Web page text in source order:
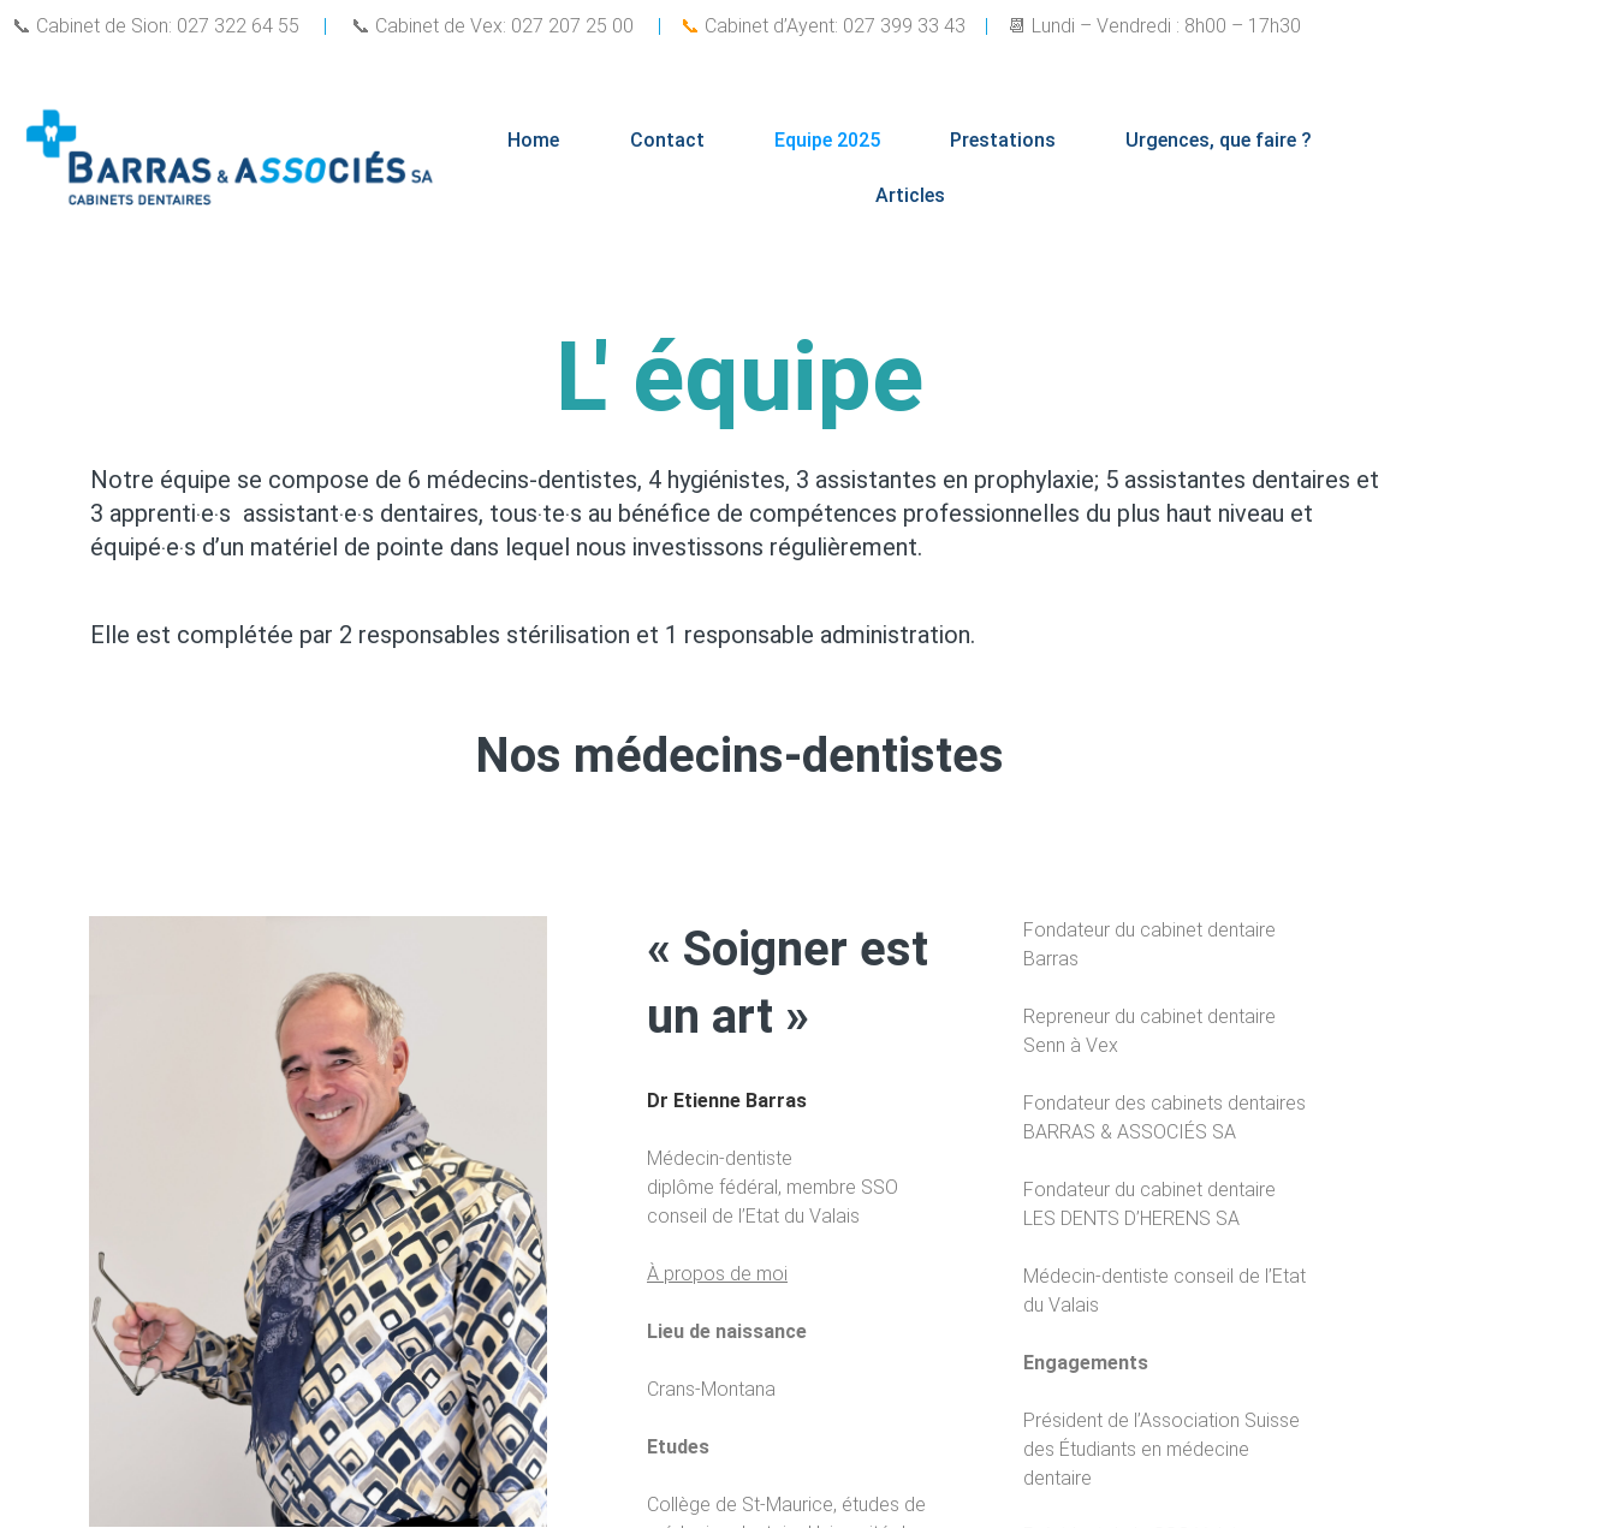
📞 Cabinet de Sion: 027 322 64 55 | 📞 Cabinet de Vex: 027 207 25 00 | 📞 Cabinet d’Ayent: 027 399 33 43 | 📆 Lundi – Vendredi : 8h00 – 17h30
Home Contact Equipe 2025 Prestations Urgences, que faire ?
Articles
L' équipe
Notre équipe se compose de 6 médecins-dentistes, 4 hygiénistes, 3 assistantes en prophylaxie; 5 assistantes dentaires et
3 apprenti‧e‧s assistant‧e‧s dentaires, tous‧te‧s au bénéfice de compétences professionnelles du plus haut niveau et
équipé‧e‧s d’un matériel de pointe dans lequel nous investissons régulièrement.
Elle est complétée par 2 responsables stérilisation et 1 responsable administration.
Nos médecins-dentistes
« Soigner est
un art »
Dr Etienne Barras
Médecin-dentiste
diplôme fédéral, membre SSO
conseil de l’Etat du Valais
À propos de moi
Lieu de naissance
Crans-Montana
Etudes
Collège de St-Maurice, études de
Fondateur du cabinet dentaire
Barras
Repreneur du cabinet dentaire
Senn à Vex
Fondateur des cabinets dentaires
BARRAS & ASSOCIÉS SA
Fondateur du cabinet dentaire
LES DENTS D’HERENS SA
Médecin-dentiste conseil de l’Etat
du Valais
Engagements
Président de l’Association Suisse
des Étudiants en médecine
dentaire